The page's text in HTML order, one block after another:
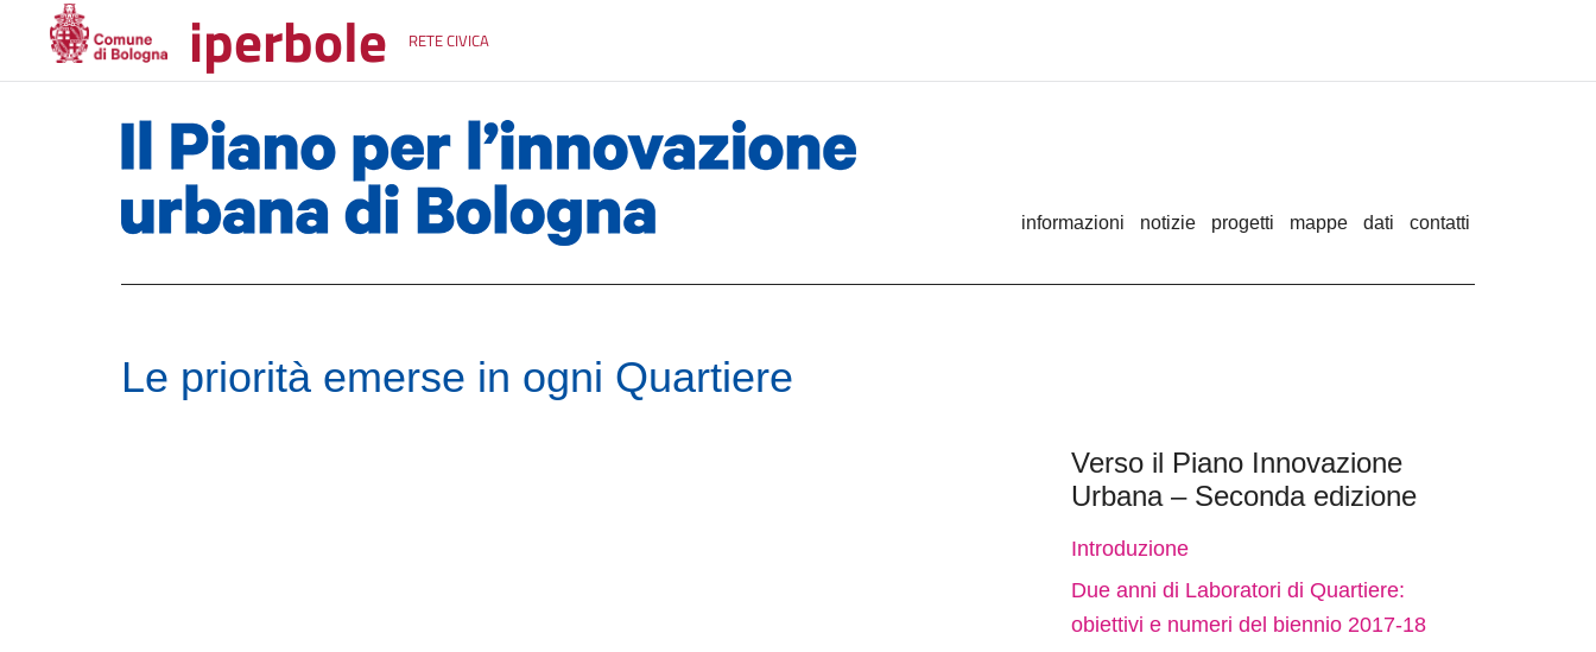
iperbole RETE CIVICA
informazioni notizie progetti mappe dati contatti
Le priorità emerse in ogni Quartiere
Verso il Piano Innovazione
Urbana – Seconda edizione
Introduzione
Due anni di Laboratori di Quartiere:
obiettivi e numeri del biennio 2017-18